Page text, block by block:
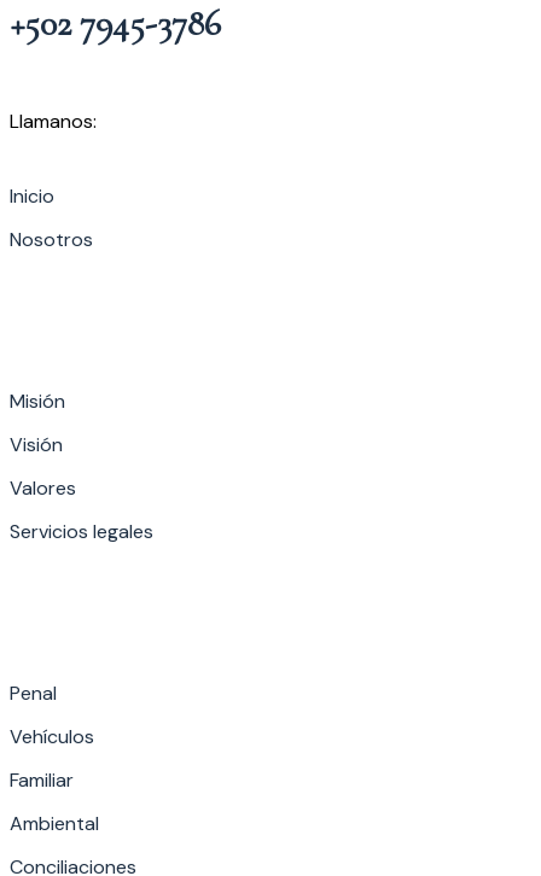
+502 7945-3786
Llamanos:
Inicio
Nosotros
Misión
Visión
Valores
Servicios legales
Penal
Vehículos
Familiar
Ambiental
Conciliaciones